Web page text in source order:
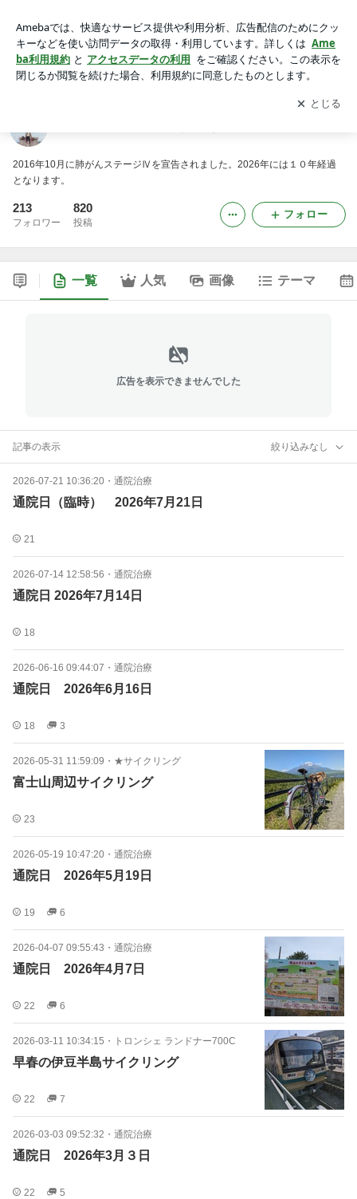
アプリをダウンロードして ブログの更新通知
を受け取りまし
ょう。
開く
2016年10月に肺がんステージⅣを宣告されました。2026年には１０年経過
となります。
213
フォロワー
820
投稿
フォロー
一覧 人気 画像 テーマ
広告を表示できませんでした
記事の表示 絞り込みなし
2026-07-21 10:36:20 ・ 通院治療
通院日（臨時） 2026年7月21日
21
2026-07-14 12:58:56 ・ 通院治療
通院日 2026年7月14日
18
2026-06-16 09:44:07 ・ 通院治療
通院日 2026年6月16日
18 3
2026-05-31 11:59:09 ・ ★サイクリング
富士山周辺サイクリング
23
2026-05-19 10:47:20 ・ 通院治療
通院日 2026年5月19日
19 6
2026-04-07 09:55:43 ・ 通院治療
通院日 2026年4月7日
22 6
2026-03-11 10:34:15 ・ トロンシェ ランドナー700C
早春の伊豆半島サイクリング
22 7
2026-03-03 09:52:32 ・ 通院治療
通院日 2026年3月３日
22 5